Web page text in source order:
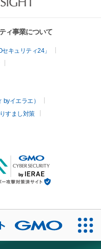
ィ事業について
キュリティ24」
イエラエ）
すまし対策